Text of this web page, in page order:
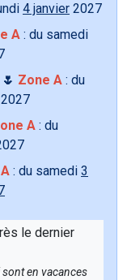
4 janvier 2027
A : du samedi
Zone A : du
2027
A : du
: du samedi 3
le dernier
en vacances